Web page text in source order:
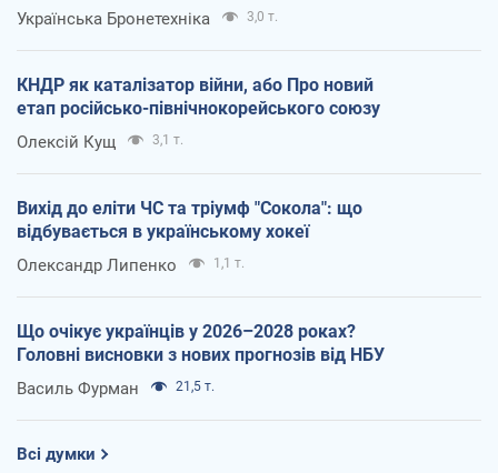
Українська Бронетехніка 3,0 т.
КНДР як каталізатор війни, або Про новий
етап російсько-північнокорейського союзу
Олексій Кущ 3,1 т.
Вихід до еліти ЧС та тріумф "Сокола": що
відбувається в українському хокеї
Олександр Липенко 1,1 т.
Що очікує українців у 2026–2028 роках?
Головні висновки з нових прогнозів від НБУ
Василь Фурман 21,5 т.
Всі думки